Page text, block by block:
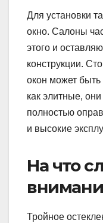
Для установки
окно. Салоны
этого и
конструкции.
окон может
как элитные,
полностью
и высокие
На что
Тройное